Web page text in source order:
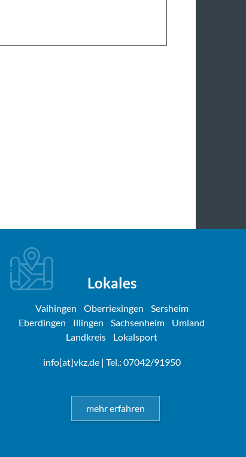
Lokales
Vaihingen Oberriexingen
Sersheim
Eberdingen
Illingen Sachsenheim
Umland
Landkreis
Lokalsport
info[at]vkz.de| Tel.: 07042/91950
mehr erfahren